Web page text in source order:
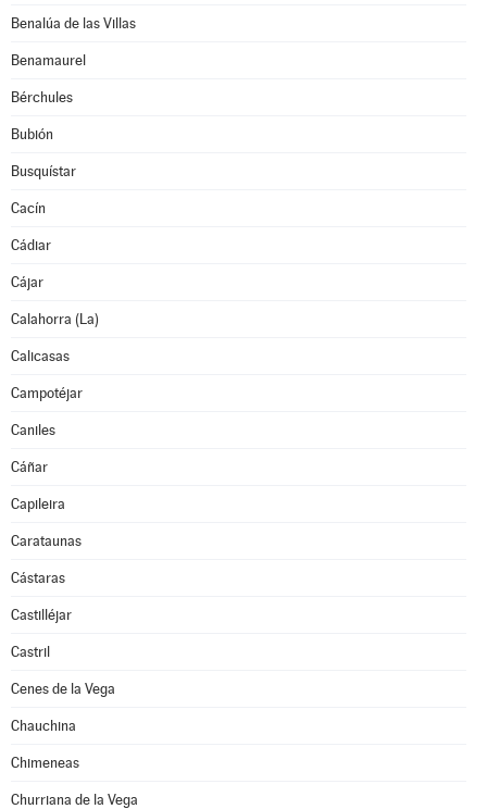
Benalúa de las Villas
Benamaurel
Bérchules
Bubión
Busquístar
Cacín
Cádiar
Cájar
Calahorra (La)
Calicasas
Campotéjar
Caniles
Cáñar
Capileira
Carataunas
Cástaras
Castilléjar
Castril
Cenes de la Vega
Chauchina
Chimeneas
Churriana de la Vega